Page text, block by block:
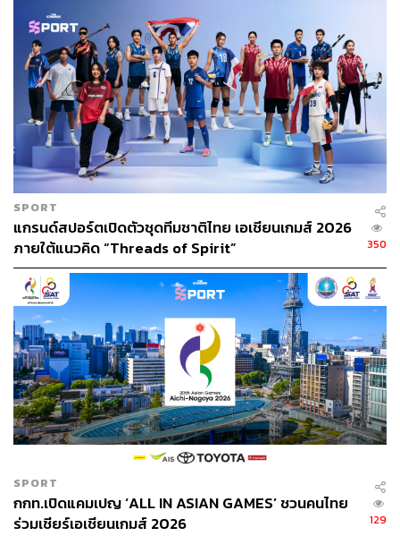
ABOUT THE AUTHOR
THE STANDARD TEAM
กองบรรณาธิการ THE STANDARD
SPORT
แกรนด์สปอร์ตเปิดตัวชุดทีมชาติไทย เอเชียนเกมส์ 2026
ภายใต้แนวคิด “Threads of Spirit”
350
SPORT
กกท.เปิดแคมเปญ ‘ALL IN ASIAN GAMES’ ชวนคนไทย
ร่วมเชียร์เอเชียนเกมส์ 2026
129